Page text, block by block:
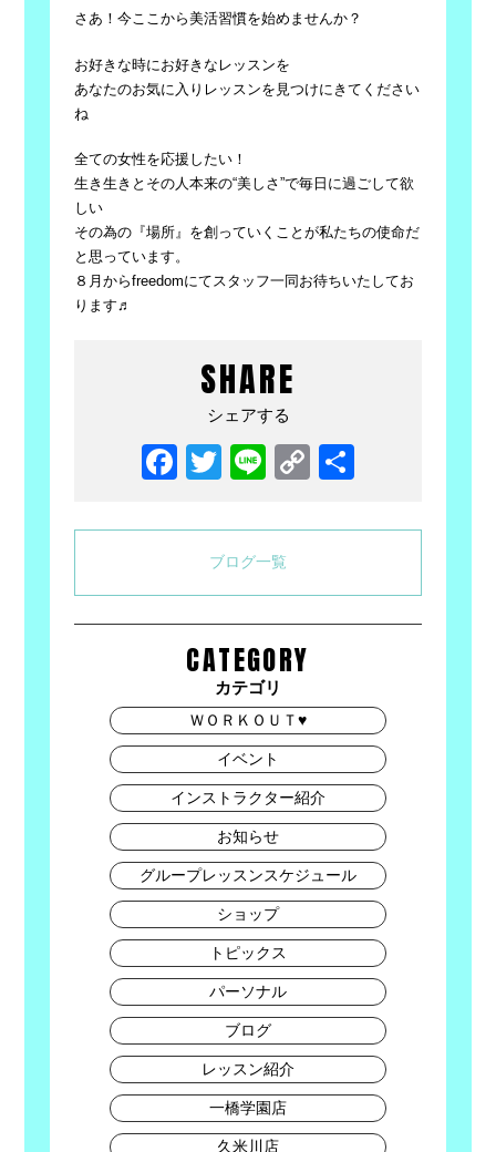
さあ！今ここから美活習慣を始めませんか？
お好きな時にお好きなレッスンを
あなたのお気に入りレッスンを見つけにきてください
ね
全ての女性を応援したい！
生き生きとその人本来の“美しさ”で毎日に過ごして欲
しい
その為の『場所』を創っていくことが私たちの使命だ
と思っています。
８月からfreedomにてスタッフ一同お待ちいたしてお
ります♬
SHARE
シェアする
Facebook
Twitter
LineCopy
ブログ一覧
CATEGORY
カテゴリ
ＷＯＲＫＯＵＴ♥
イベント
インストラクター紹介
お知らせ
グループレッスンスケジュール
ショップ
トピックス
パーソナル
ブログ
レッスン紹介
一橋学園店
久米川店